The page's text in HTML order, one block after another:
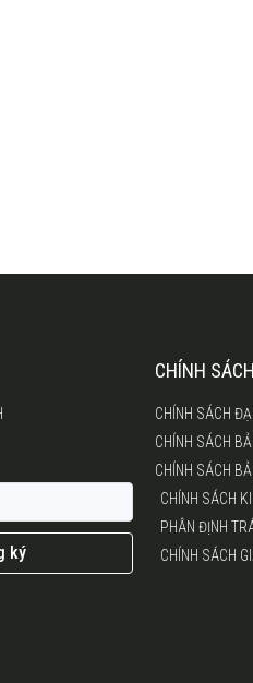
ký
CHÍNH SÁCH
CHÍNH SÁCH
CHÍNH SÁCH
CHÍNH SÁCH
CHÍNH SÁCH
PHÂN ĐỊNH
CHÍNH SÁCH